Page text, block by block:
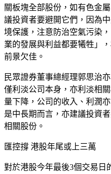
關板塊全部股份，如有色金
議投資者要避開它們，因為
境保護，注意防治空氣污染
業的發展與利益都要犧牲」
前景欠佳。
民眾證券董事總經理郭思治
僅利淡公司本身，亦利淡相
量下降，公司的收入、利潤
是中長期而言，亦建議投資
相關股份。
匯控撐 港股年尾或上三萬
對於港股今年最後3個交易日